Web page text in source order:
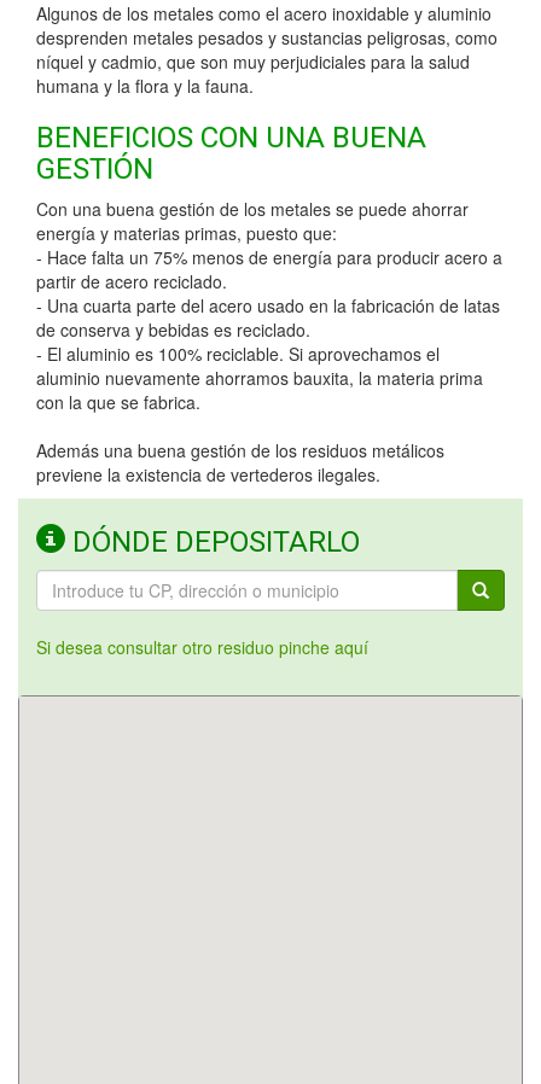
Algunos de los metales como el acero inoxidable y aluminio
desprenden metales pesados y sustancias peligrosas, como
níquel y cadmio, que son muy perjudiciales para la salud
humana y la flora y la fauna.
BENEFICIOS CON UNA BUENA
GESTIÓN
Con una buena gestión de los metales se puede ahorrar
energía y materias primas, puesto que:
- Hace falta un 75% menos de energía para producir acero a
partir de acero reciclado.
- Una cuarta parte del acero usado en la fabricación de latas
de conserva y bebidas es reciclado.
- El aluminio es 100% reciclable. Si aprovechamos el
aluminio nuevamente ahorramos bauxita, la materia prima
con la que se fabrica.
Además una buena gestión de los residuos metálicos
previene la existencia de vertederos ilegales.
DÓNDE DEPOSITARLO
Si desea consultar otro residuo pinche aquí